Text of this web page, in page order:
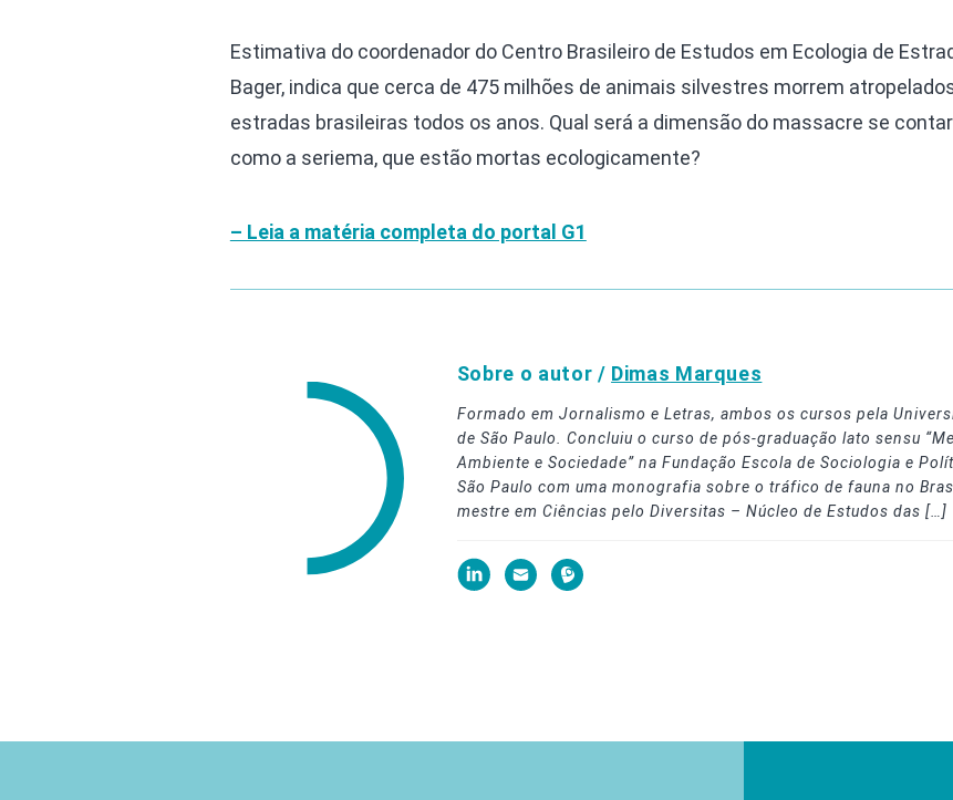
Estimativa do coordenador do Centro Brasileiro de Estudos em Ecologia de
Bager, indica que cerca de 475 milhões de animais silvestres morrem
estradas brasileiras todos os anos. Qual será a dimensão do massacre se
como a seriema, que estão mortas ecologicamente?
– Leia a matéria completa do portal G1
Sobre o autor / Dimas Marques
Formado em Jornalismo e Letras, ambos os cursos pela
de São Paulo. Concluiu o curso de pós-graduação lato sensu
Ambiente e Sociedade” na Fundação Escola de Sociologia e
São Paulo com uma monografia sobre o tráfico de fauna no
mestre em Ciências pelo Diversitas – Núcleo de Estudos das […]